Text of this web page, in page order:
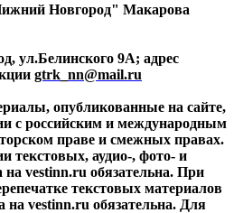
Новгород" Макарова
ул.Белинского 9А; адрес
gtrk_nn@mail.ru
опубликованные на сайте,
с российским и международным
праве и смежных правах.
текстовых, аудио-, фото- и
vestinn.ru обязательна. При
текстовых материалов
на vestinn.ru обязательна. Для